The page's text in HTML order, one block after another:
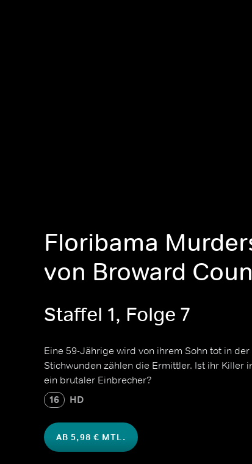
Floribama
von Broward
Staffel 1, Folge 7
Eine 59-Jährige wird von ihrem Sohn tot in
Stichwunden zählen die Ermittler. Ist ihr Killer
ein brutaler Einbrecher?
16 HD
AB 5,98 € MTL.